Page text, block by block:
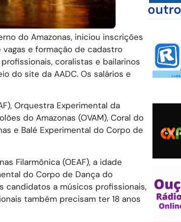
do Amazonas, iniciou inscrições
e formação de cadastro
coralistas e bailarinos
do site da AADC. Os salários e
Orquestra Experimental da
do Amazonas (OVAM), Coral do
e Balé Experimental do Corpo de
Filarmônica (OEAF), a idade
do Corpo de Dança do
candidatos a músicos profissionais,
também precisam ter 18 anos